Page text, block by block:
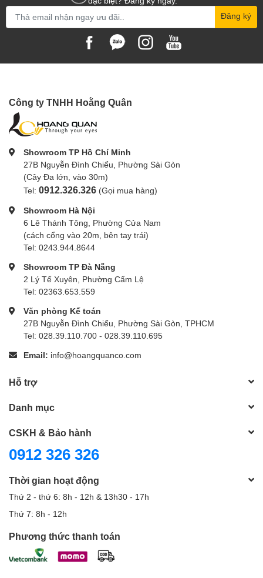
Đăng ký
Công ty TNHH Hoằng Quân
Showroom TP Hồ Chí Minh
27B Nguyễn Đình Chiểu, Phường Sài Gòn
(Cây Đa lớn, vào 30m)
Tel: 0912.326.326 (Gọi mua hàng)
Showroom Hà Nội
6 Lê Thánh Tông, Phường Cửa Nam
(cách cổng vào 20m, bên tay trái)
Tel: 0243.944.8644
Showroom TP Đà Nẵng
2 Lý Tế Xuyên, Phường Cẩm Lệ
Tel: 02363.653.559
Văn phòng Kế toán
27B Nguyễn Đình Chiểu, Phường Sài Gòn, TPHCM
Tel: 028.39.110.700 - 028.39.110.695
Email: info@hoangquanco.com
Hỗ trợ
Danh mục
CSKH & Bảo hành
0912 326 326
Thời gian hoạt động
Thứ 2 - thứ 6: 8h - 12h & 13h30 - 17h
Thứ 7: 8h - 12h
Phương thức thanh toán